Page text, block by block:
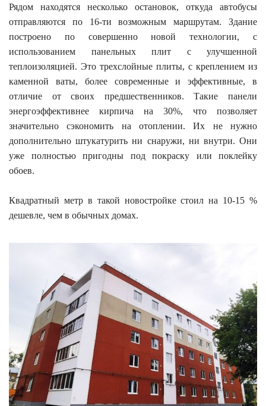
Рядом находятся несколько остановок, откуда автобусы
отправляются по 16-ти возможным маршрутам. Здание
построено по совершенно новой технологии, с
использованием панельных плит с улучшенной
теплоизоляцией. Это трехслойные плиты, с креплением из
каменной ваты, более современные и эффективные, в
отличие от своих предшественников. Такие панели
энергоэффективнее кирпича на 30%, что позволяет
значительно сэкономить на отоплении. Их не нужно
дополнительно штукатурить ни снаружи, ни внутри. Они
уже полностью пригодны под покраску или поклейку
обоев.
Квадратный метр в такой новостройке стоил на 10-15 %
дешевле, чем в обычных домах.